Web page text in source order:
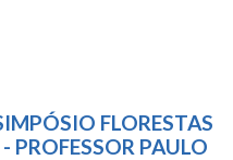
FLORESTAS
PROFESSOR PAULO